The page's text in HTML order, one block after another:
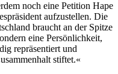
noch eine Petition Hape
aufzustellen. Die
braucht an der Spitze
eine Persönlichkeit,
repräsentiert und
stiftet.«